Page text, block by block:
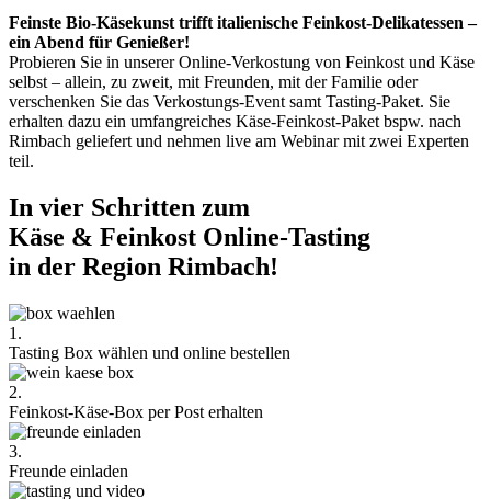
Feinste Bio-Käsekunst trifft italienische Feinkost-Delikatessen –
ein Abend für Genießer!
Probieren Sie in unserer Online-Verkostung von Feinkost und Käse
selbst – allein, zu zweit, mit Freunden, mit der Familie oder
verschenken Sie das Verkostungs-Event samt Tasting-Paket. Sie
erhalten dazu ein umfangreiches Käse-Feinkost-Paket bspw. nach
Rimbach geliefert und nehmen live am Webinar mit zwei Experten
teil.
In vier Schritten zum
Käse & Feinkost Online-Tasting
in der Region Rimbach!
1.
Tasting Box wählen und online bestellen
2.
Feinkost-Käse-Box per Post erhalten
3.
Freunde einladen